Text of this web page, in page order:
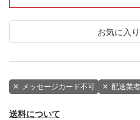
お気に入
✕ メッセージカード不可 ✕ 配送業
送料について